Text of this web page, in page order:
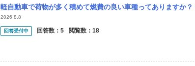
軽自動車で荷物が多く積めて燃費の良い車種ってありますか？ 例えで言うとタント・N-
2026.8.8
回答受付中 回答数： 5 閲覧数： 18